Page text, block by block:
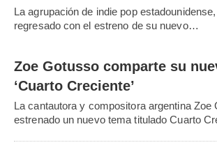
La agrupación de indie pop
regresado con el estreno de su nuevo…
Zoe Gotusso comparte su
‘Cuarto Creciente’
La cantautora y compositora argentina Zoe
estrenado un nuevo tema titulado Cuarto